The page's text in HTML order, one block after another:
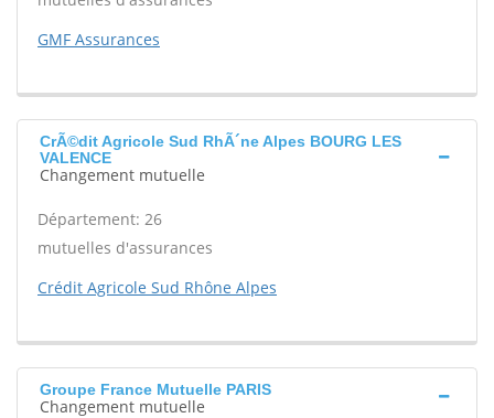
GMF Assurances
CrÃ©dit Agricole Sud RhÃ´ne Alpes BOURG LES
VALENCE
Changement mutuelle
Département: 26
mutuelles d'assurances
Crédit Agricole Sud Rhône Alpes
Groupe France Mutuelle PARIS
Changement mutuelle